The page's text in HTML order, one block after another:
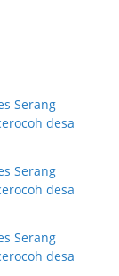
Serang
desa
Serang
desa
Serang
desa